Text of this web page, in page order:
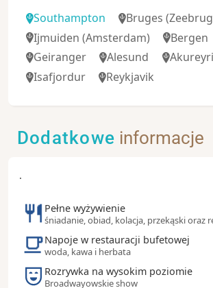
Southampton Bruges
Ijmuiden (Amsterdam)
Bergen
Geiranger
Alesund
Akureyri
Isafjordur
Reykjavik
Dodatkowe informacje
.
Pełne wyżywienie
śniadanie, obiad, kolacja, przekąski oraz
Napoje w restauracji bufetowej
woda, kawa i herbata
Rozrywka na wysokim poziomie
Broadwayowskie show